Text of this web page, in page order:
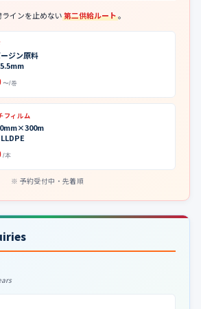
インを止めない第二供給ルート。
ジン原料
〜/巻
フィルム
/本
予約受付中・先着順